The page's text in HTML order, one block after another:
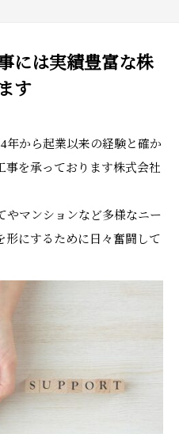
には実績豊富な株
す
年から起業以来の経験と確か
事を承っております株式会社
やマンションなど多様なニー
形にするために日々奮闘して